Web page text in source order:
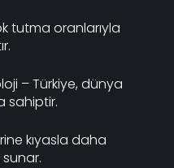
tutma oranlarıyla
– Türkiye, dünya
sahiptir.
kıyasla daha